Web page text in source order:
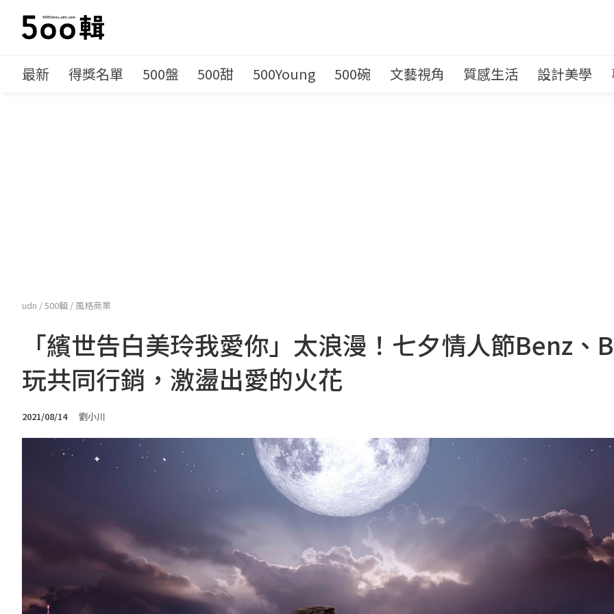
最新 得獎名單 500盤 500甜 500Young 500碗 文藝視角 質感生活 設計美學
udn /500輯 / 風格商業
「繽世告白美玲我愛你」太浪漫！七夕情人節Benz、
玩共同行銷，激盪出愛的火花
2021/08/14 劉小川